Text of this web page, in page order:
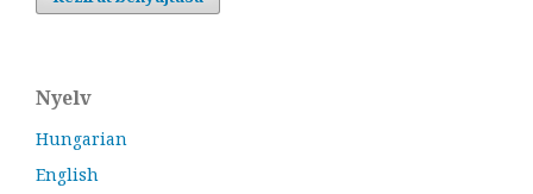
Nyelv
Hungarian
English